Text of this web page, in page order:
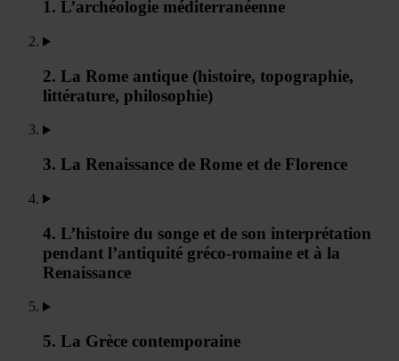
1. L’archéologie méditerranéenne
2. La Rome antique (histoire, topographie,
littérature, philosophie)
3. La Renaissance de Rome et de Florence
4. L’histoire du songe et de son interprétation
pendant l’antiquité gréco-romaine et à la
Renaissance
5. La Grèce contemporaine